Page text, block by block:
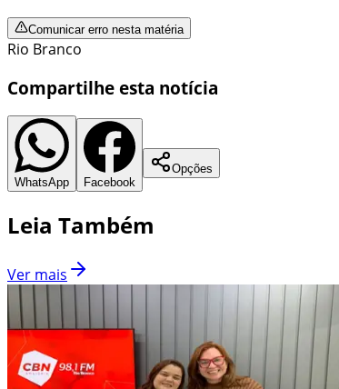
Comunicar erro nesta matéria
Rio Branco
Compartilhe esta notícia
WhatsApp Facebook
Opções
Leia Também
Ver mais